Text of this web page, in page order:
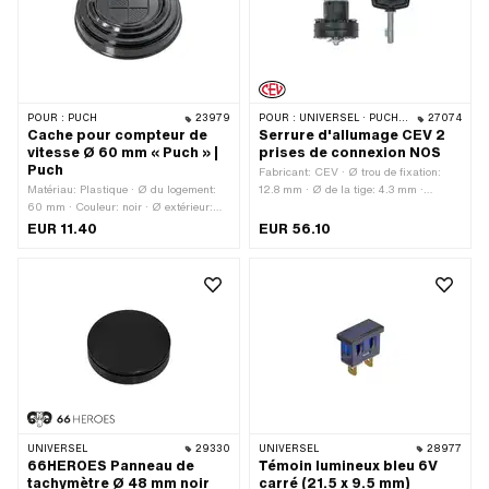
POUR : PUCH 23979
Cache pour compteur de
vitesse Ø 60 mm « Puch » |
Puch
Matériau: Plastique · Ø du logement:
60 mm · Couleur: noir · Ø extérieur:
60 mm · Éclairage: sans
EUR 11.40
POUR : UNIVERSEL · PUCH · SACHS · PONY / CILO (BÊTA 521 & 512) 27074
Serrure d'allumage CEV 2
prises de connexion NOS
Fabricant: CEV · Ø trou de fixation:
12.8 mm · Ø de la tige: 4.3 mm ·
EUR 56.10
UNIVERSEL 29330
66HEROES Panneau de
tachymètre Ø 48 mm noir
UNIVERSEL 28977
Témoin lumineux bleu 6V
carré (21.5 x 9.5 mm)